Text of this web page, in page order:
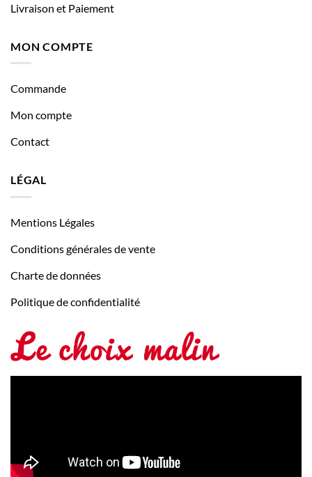
Livraison et Paiement
MON COMPTE
Commande
Mon compte
Contact
LÉGAL
Mentions Légales
Conditions générales de vente
Charte de données
Politique de confidentialité